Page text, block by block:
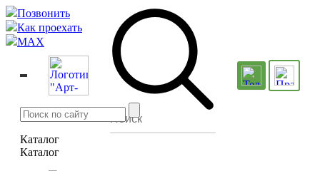
Позвонить
Как проехать
MAX
Каталог
Каталог